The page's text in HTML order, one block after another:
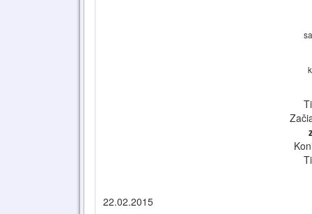
22.02.2015